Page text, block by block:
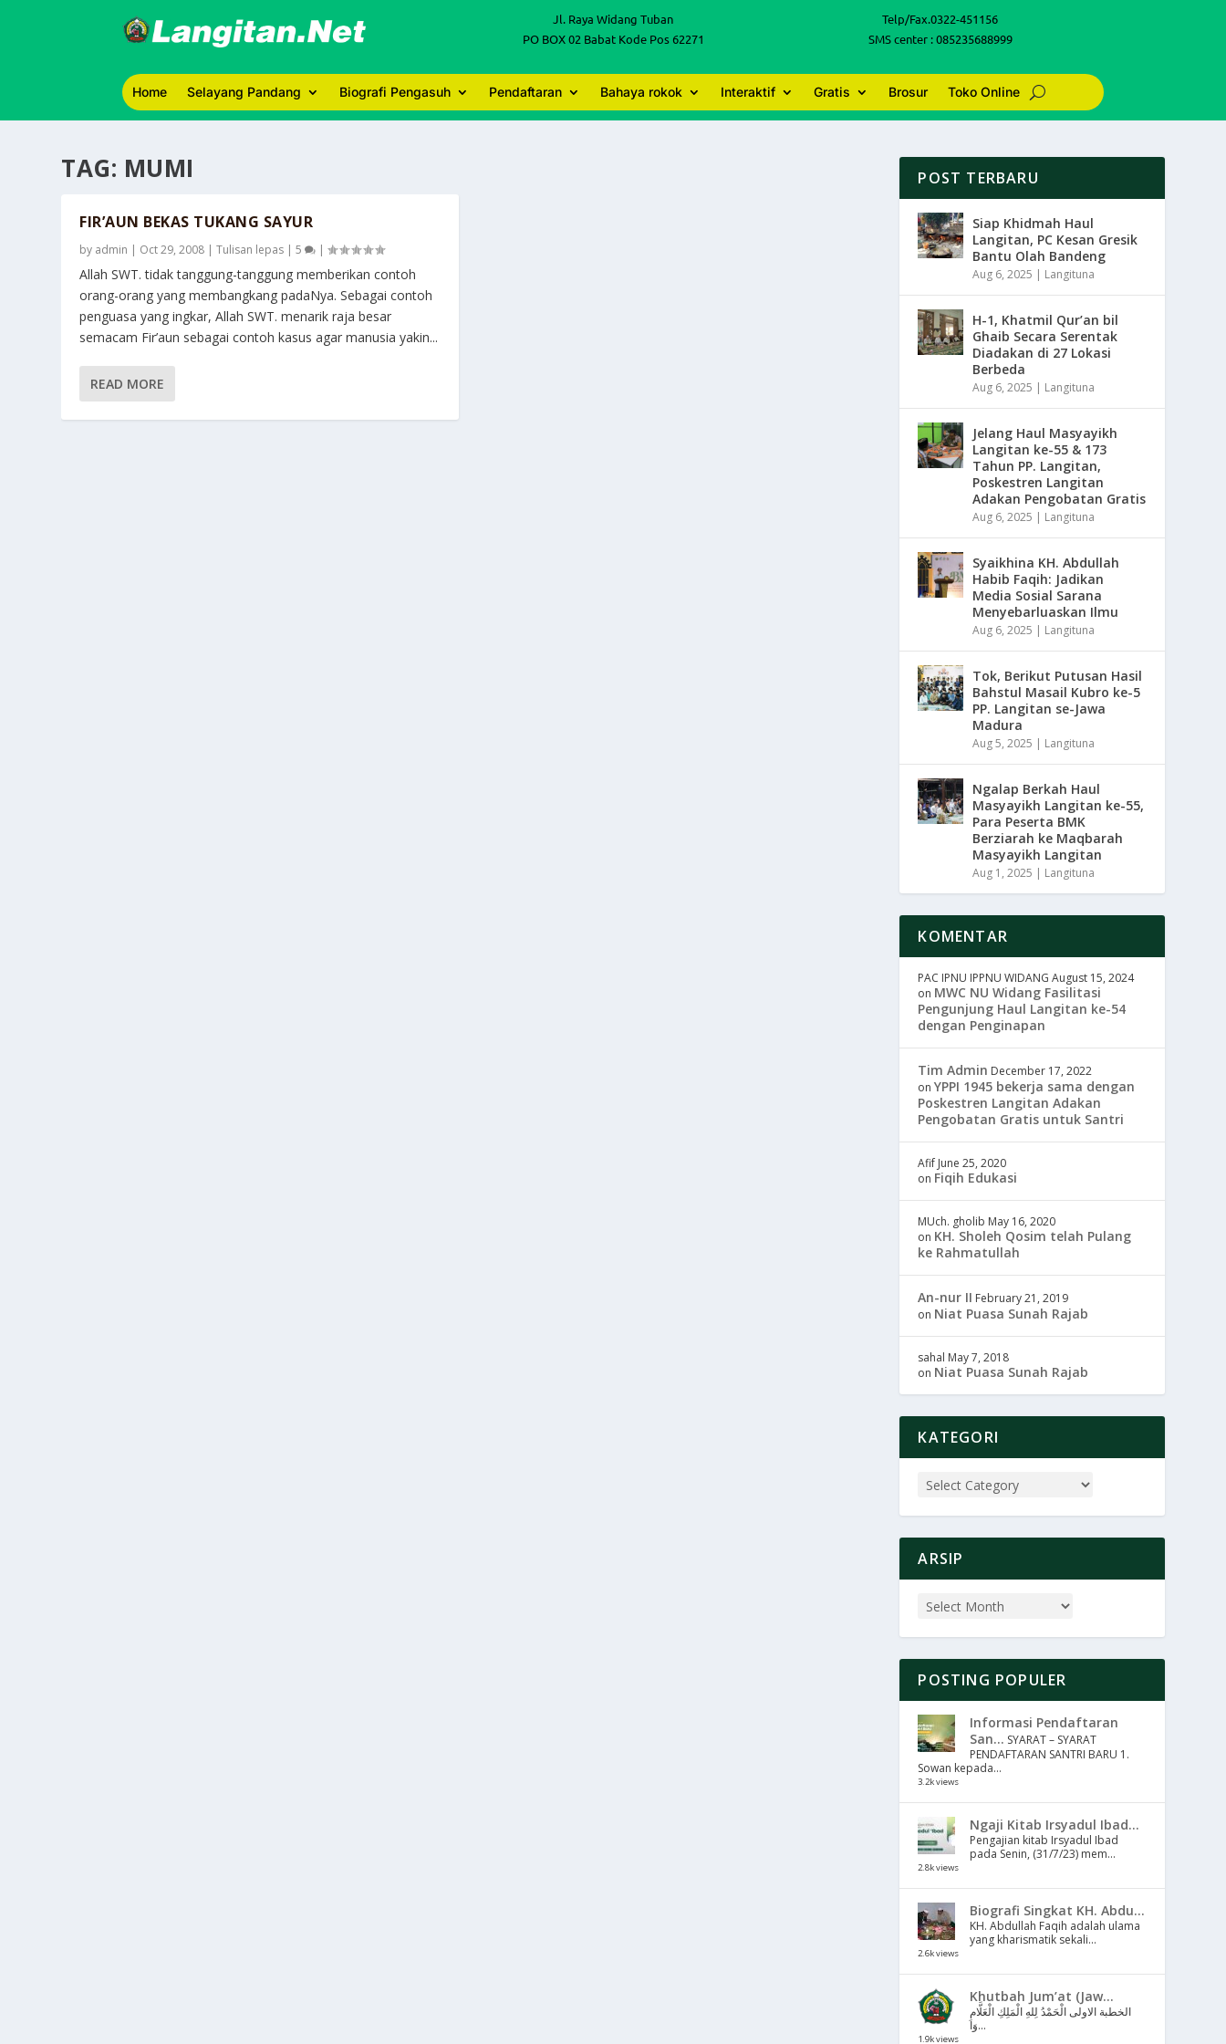
Jl. Raya Widang Tuban
PO BOX 02 Babat Kode Pos 62271
Telp/Fax.0322-451156
SMS center : 085235688999
Home Selayang Pandang Biografi Pengasuh Pendaftaran Bahaya rokok Interaktif Gratis Brosur Toko Online
TAG: MUMI
FIR’AUN BEKAS TUKANG SAYUR
by admin | Oct 29, 2008 |Tulisan lepas |5 |
Allah SWT. tidak tanggung-tanggung memberikan contoh
orang-orang yang membangkang padaNya. Sebagai contoh
penguasa yang ingkar, Allah SWT. menarik raja besar
semacam Fir’aun sebagai contoh kasus agar manusia yakin...
READ MORE
POST TERBARU
Siap Khidmah Haul
Langitan, PC Kesan Gresik
Bantu Olah Bandeng
Aug 6, 2025 | Langituna
H-1, Khatmil Qur’an bil
Ghaib Secara Serentak
Diadakan di 27 Lokasi
Berbeda
Aug 6, 2025 | Langituna
Jelang Haul Masyayikh
Langitan ke-55 & 173
Tahun PP. Langitan,
Poskestren Langitan
Adakan Pengobatan Gratis
Aug 6, 2025 | Langituna
Syaikhina KH. Abdullah
Habib Faqih: Jadikan
Media Sosial Sarana
Menyebarluaskan Ilmu
Aug 6, 2025 | Langituna
Tok, Berikut Putusan Hasil
Bahstul Masail Kubro ke-5
PP. Langitan se-Jawa
Madura
Aug 5, 2025 | Langituna
Ngalap Berkah Haul
Masyayikh Langitan ke-55,
Para Peserta BMK
Berziarah ke Maqbarah
Masyayikh Langitan
Aug 1, 2025 | Langituna
KOMENTAR
PAC IPNU IPPNU WIDANG August 15, 2024
on MWC NU Widang Fasilitasi
Pengunjung Haul Langitan ke-54
dengan Penginapan
Tim Admin December 17, 2022
onYPPI 1945 bekerja sama dengan
Poskestren Langitan Adakan
Pengobatan Gratis untuk Santri
Afif June 25, 2020
on Fiqih Edukasi
MUch. gholib May 16, 2020
on KH. Sholeh Qosim telah Pulang
ke Rahmatullah
An-nur II February 21, 2019
on Niat Puasa Sunah Rajab
sahal May 7, 2018
on Niat Puasa Sunah Rajab
KATEGORI
ARSIP
POSTING POPULER
Informasi Pendaftaran
San... SYARAT – SYARAT
PENDAFTARAN SANTRI BARU 1.
Sowan kepada...
3.2k views
Ngaji Kitab Irsyadul Ibad...
Pengajian kitab Irsyadul Ibad
pada Senin, (31/7/23) mem...
2.8k views
Biografi Singkat KH. Abdu...
KH. Abdullah Faqih adalah ulama
yang kharismatik sekali...
2.6k views
Khutbah Jum’at (Jaw...
الخطبة الاولى الْحَمْدُ لِلهِ الْمَلِكِ الْعَلَّامِ
وَا...
1.9k views